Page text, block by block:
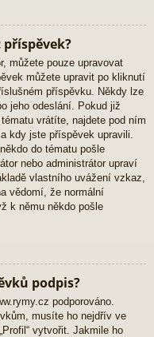
můžete pouze upravovat
můžete upravit po kliknutí
příspěvku. Někdy lze
jeho odeslání. Pokud již
vrátíte, najdete pod ním
kdy jste příspěvek upravili.
do tématu pošle
nebo administrátor upraví
vlastního uvážení vzkaz,
vědomí, že normální
k němu někdo pošle
podpis?
podporováno.
musíte ho nejdřív ve
vytvořit. Jakmile ho